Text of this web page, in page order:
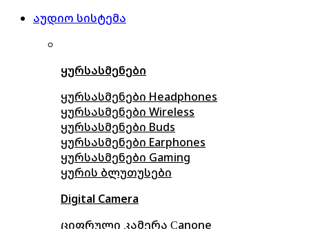
აუდიო სისტემა
ყურსასმენები
ყურსასმენები Headphones
ყურსასმენები Wireless
ყურსასმენები Buds
ყურსასმენები Earphones
ყურსასმენები Gaming
ყურის ბლუთუსები
Digital Camera
ციფრული კამერა Сanone